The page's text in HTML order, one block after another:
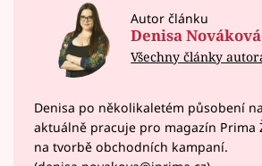
Autor článku
Denisa Nováková
Všechny články
Denisa po několikaletém působení
aktuálně pracuje pro magazín Prima
na tvorbě obchodních kampaní.